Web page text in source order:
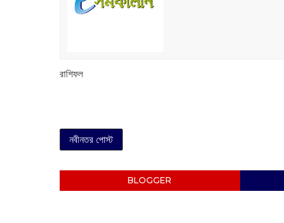
রাশিফল
নবীনতর পোস্ট
BLOGGER